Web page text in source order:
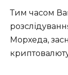
Тим часом
Морхеда,